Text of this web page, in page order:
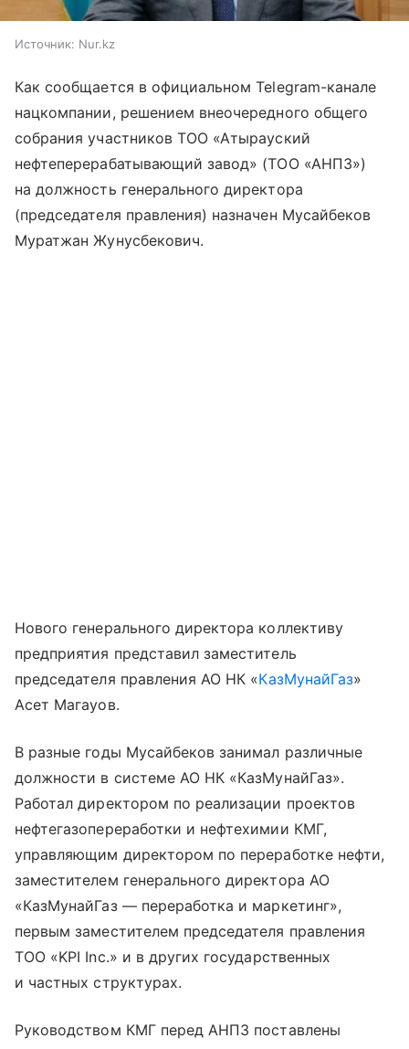
Источник: Nur.kz
Как сообщается в официальном Telegram-канале
нацкомпании, решением внеочередного общего
собрания участников ТОО «Атырауский
нефтеперерабатывающий завод» (ТОО «АНПЗ»)
на должность генерального директора
(председателя правления) назначен Мусайбеков
Муратжан Жунусбекович.
Нового генерального директора коллективу
предприятия представил заместитель
председателя правления АО НК «КазМунайГаз»
Асет Магауов.
В разные годы Мусайбеков занимал различные
должности в системе АО НК «КазМунайГаз».
Работал директором по реализации проектов
нефтегазопереработки и нефтехимии КМГ,
управляющим директором по переработке нефти,
заместителем генерального директора АО
«КазМунайГаз — переработка и маркетинг»,
первым заместителем председателя правления
ТОО «KPI Inc.» и в других государственных
и частных структурах.
Руководством КМГ перед АНПЗ поставлены